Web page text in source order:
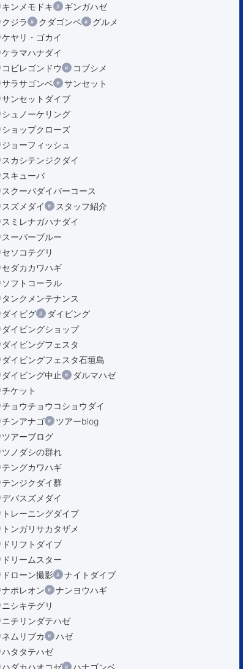
キンメモドキ
ギンガハゼ
クジラ
クダゴンベ
グルメ
ケヤリ・ゴカイ
ケラマハナダイ
コビレゴンドウ
コブシメ
サラサゴンベ
サンセット
サンセットダイブ
シュノーケリング
ショップクローズ
ジョーフィッシュ
スカシテンジクダイ
スキューバ
スクーバダイバーコース
スズメダイ
スタッフ紹介
スミレナガハナダイ
スーパーブルー
セソコテグリ
セダカカワハギ
ソフトコーラル
タンクメンテナンス
ダイビグ
ダイビング
ダイビングショップ
ダイビングフェスタ
ダイビングフェスタ石垣島
ダイビング中止
ダルマハゼ
チケット
チョウチョウコショウダイ
チンアナゴ
ツアーblog
ツアーブログ
ツノダシの群れ
テングカワハギ
テンジクダイ群
デバスズメダイ
トレーニングダイブ
トンガリサカタザメ
ドリフトダイブ
ドリームスター
ドローン撮影
ナイトダイブ
ナポレオン
ナンヨウハギ
ニシキテグリ
ニチリンダテハゼ
ネムリブカ
ハゼ
ハタタテハゼ
ハダカハオコゼ
ハナゴンベ